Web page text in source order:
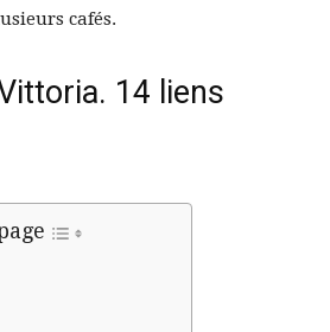
cafés.
14 liens